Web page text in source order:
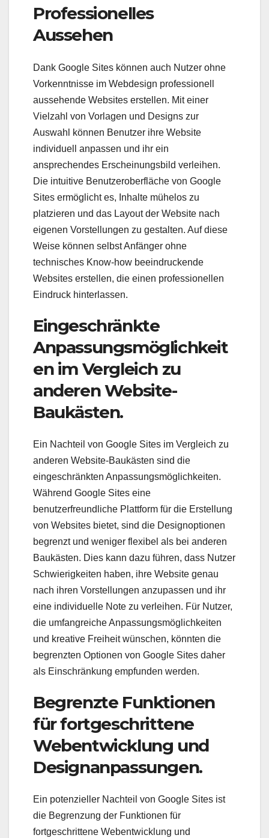
Professionelles
Aussehen
Dank Google Sites können auch Nutzer ohne
Vorkenntnisse im Webdesign professionell
aussehende Websites erstellen. Mit einer
Vielzahl von Vorlagen und Designs zur
Auswahl können Benutzer ihre Website
individuell anpassen und ihr ein
ansprechendes Erscheinungsbild verleihen.
Die intuitive Benutzeroberfläche von Google
Sites ermöglicht es, Inhalte mühelos zu
platzieren und das Layout der Website nach
eigenen Vorstellungen zu gestalten. Auf diese
Weise können selbst Anfänger ohne
technisches Know-how beeindruckende
Websites erstellen, die einen professionellen
Eindruck hinterlassen.
Eingeschränkte
Anpassungsmöglichkeit
en im Vergleich zu
anderen Website-
Baukästen.
Ein Nachteil von Google Sites im Vergleich zu
anderen Website-Baukästen sind die
eingeschränkten Anpassungsmöglichkeiten.
Während Google Sites eine
benutzerfreundliche Plattform für die Erstellung
von Websites bietet, sind die Designoptionen
begrenzt und weniger flexibel als bei anderen
Baukästen. Dies kann dazu führen, dass Nutzer
Schwierigkeiten haben, ihre Website genau
nach ihren Vorstellungen anzupassen und ihr
eine individuelle Note zu verleihen. Für Nutzer,
die umfangreiche Anpassungsmöglichkeiten
und kreative Freiheit wünschen, könnten die
begrenzten Optionen von Google Sites daher
als Einschränkung empfunden werden.
Begrenzte Funktionen
für fortgeschrittene
Webentwicklung und
Designanpassungen.
Ein potenzieller Nachteil von Google Sites ist
die Begrenzung der Funktionen für
fortgeschrittene Webentwicklung und